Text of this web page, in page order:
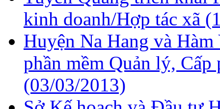
kinh doanh/Hợp tác xã
Huyện Na Hang và
phần mềm Quản lý,
(03/03/2013)